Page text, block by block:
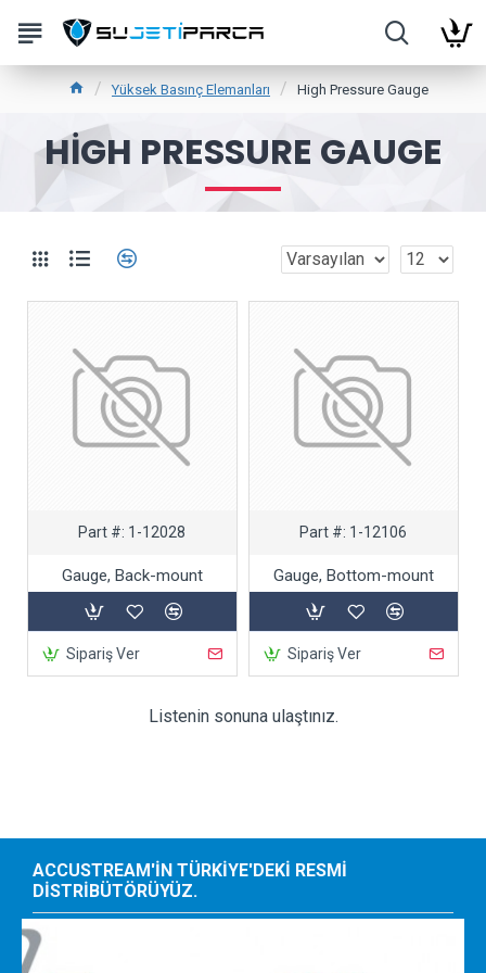
Yüksek Basınç Elemanları High Pressure Gauge
HIGH PRESSURE GAUGE
Part #: 1-12028
Gauge, Back-mount
Sipariş Ver
Part #: 1-12106
Gauge, Bottom-mount
Sipariş Ver
Listenin sonuna ulaştınız.
ACCUSTREAM'IN TÜRKIYE'DEKI RESMI
DISTRIBÜTÖRÜYÜZ.